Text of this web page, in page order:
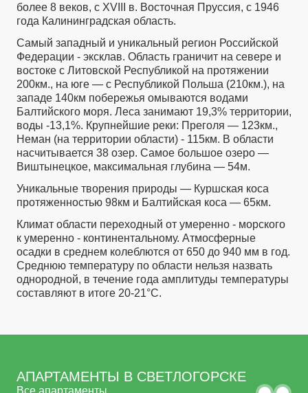
более 8 веков, с XVIII в. Восточная Пруссия, с 1946
года Калининградская область.
Самый западный и уникальный регион Российской
Федерации - эксклав. Область граничит на севере и
востоке с Литовской Республикой на протяжении
200км., на юге — с Республикой Польша (210км.), на
западе 140км побережья омываются водами
Балтийского моря. Леса занимают 19,3% территории,
воды -13,1%. Крупнейшие реки: Преголя — 123км.,
Неман (на территории области) - 115км. В области
насчитывается 38 озер. Самое большое озеро —
Виштынецкое, максимальная глубина — 54м.
Уникальные творения природы — Куршская коса
протяженностью 98км и Балтийская коса — 65км.
Климат области переходный от умеренно - морского
к умеренно - континентальному. Атмосферные
осадки в среднем колеблются от 650 до 940 мм в год.
Среднюю температуру по области нельзя назвать
однородной, в течение года амплитуды температуры
составляют в итоге 20-21°С.
АПАРТАМЕНТЫ В СВЕТЛОГОРСКЕ
Все апартаменты